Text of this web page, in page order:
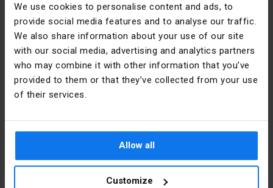
We use cookies to personalise content and ads, to
provide social media features and to analyse our traffic.
We also share information about your use of our site
with our social media, advertising and analytics partners
who may combine it with other information that you’ve
provided to them or that they’ve collected from your use
of their services.
Allow all
Customize
Форма Круглий
Матеріал PP
Монтаж Внутрішній
стіни
Інформація про виробника
Виробник SIMET S.A.
Jana Pawła